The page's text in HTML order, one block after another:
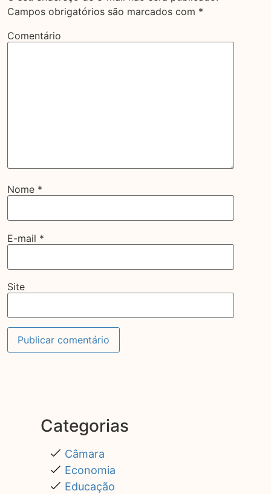
Campos obrigatórios são marcados com *
Comentário
Nome *
E-mail *
Site
Categorias
Câmara
Economia
Educação